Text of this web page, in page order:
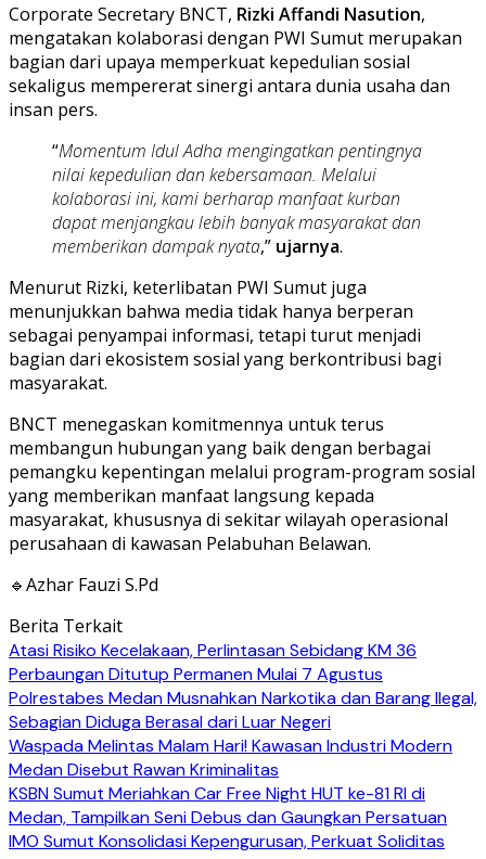
Corporate Secretary BNCT, Rizki Affandi Nasution,
mengatakan kolaborasi dengan PWI Sumut merupakan
bagian dari upaya memperkuat kepedulian sosial
sekaligus mempererat sinergi antara dunia usaha dan
insan pers.
“Momentum Idul Adha mengingatkan pentingnya
nilai kepedulian dan kebersamaan. Melalui
kolaborasi ini, kami berharap manfaat kurban
dapat menjangkau lebih banyak masyarakat dan
memberikan dampak nyata,” ujarnya.
Menurut Rizki, keterlibatan PWI Sumut juga
menunjukkan bahwa media tidak hanya berperan
sebagai penyampai informasi, tetapi turut menjadi
bagian dari ekosistem sosial yang berkontribusi bagi
masyarakat.
BNCT menegaskan komitmennya untuk terus
membangun hubungan yang baik dengan berbagai
pemangku kepentingan melalui program-program sosial
yang memberikan manfaat langsung kepada
masyarakat, khususnya di sekitar wilayah operasional
perusahaan di kawasan Pelabuhan Belawan.
🔹Azhar Fauzi S.Pd
Berita Terkait
Atasi Risiko Kecelakaan, Perlintasan Sebidang KM 36
Perbaungan Ditutup Permanen Mulai 7 Agustus
Polrestabes Medan Musnahkan Narkotika dan Barang Ilegal,
Sebagian Diduga Berasal dari Luar Negeri
Waspada Melintas Malam Hari! Kawasan Industri Modern
Medan Disebut Rawan Kriminalitas
KSBN Sumut Meriahkan Car Free Night HUT ke-81 RI di
Medan, Tampilkan Seni Debus dan Gaungkan Persatuan
IMO Sumut Konsolidasi Kepengurusan, Perkuat Soliditas